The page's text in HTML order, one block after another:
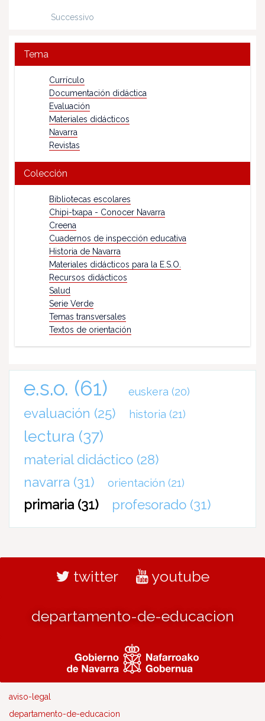
Successivo
Tema
Currículo
Documentación didáctica
Evaluación
Materiales didácticos
Navarra
Revistas
Colección
Bibliotecas escolares
Chipi-txapa - Conocer Navarra
Creena
Cuadernos de inspección educativa
Historia de Navarra
Materiales didácticos para la E.S.O.
Recursos didácticos
Salud
Serie Verde
Temas transversales
Textos de orientación
e.s.o. (61) euskera (20)
evaluación (25) historia (21)
lectura (37)
material didáctico (28)
navarra (31) orientación (21)
primaria (31) profesorado (31)
twitter youtube
departamento-de-educacion
aviso-legal
departamento-de-educacion